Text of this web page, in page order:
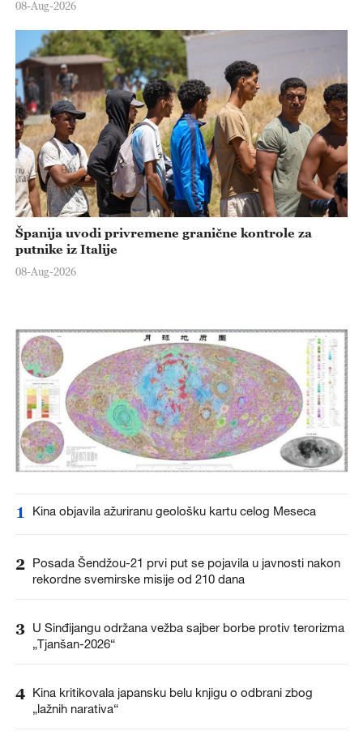
08-Aug-2026
Španija uvodi privremene granične kontrole za
putnike iz Italije
08-Aug-2026
1 Kina objavila ažuriranu geološku kartu celog Meseca
2 Posada Šendžou-21 prvi put se pojavila u javnosti nakon
rekordne svemirske misije od 210 dana
3 U Sinđijangu održana vežba sajber borbe protiv terorizma
„Tjanšan-2026“
4 Kina kritikovala japansku belu knjigu o odbrani zbog
„lažnih narativa“